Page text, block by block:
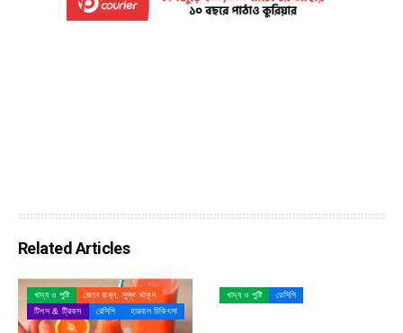
Related Articles
খাদ্য ও পুষ্টি
জেনে রাখুন, সুস্থ থাকুন
টিপস & ট্রিকস
রেসিপি হারবাল চিকিৎসা
খাদ্য ও পুষ্টি রেসিপি